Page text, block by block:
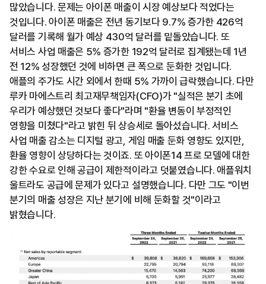
많았습니다. 문제는 아이폰 매출이 시장 예상보다 적었다는
것입니다. 아이폰 매출은 전년 동기보다 9.7% 증가한 426억
달러를 기록해 월가 예상 430억 달러를 밑돌았습니다. 또
서비스 사업 매출은 5% 증가한 192억 달러로 집계됐는데 1년
전 12% 성장했던 것에 비하면 큰 폭으로 둔화한 것입니다.
애플의 주가도 시간 외에서 한때 5% 가까이 급락했습니다. 다만
루카 마에스트리 최고재무책임자(CFO)가 "실적은 분기 초에
우리가 예상했던 것보다 좋다"라며 "환율 변동이 부정적인
영향을 미쳤다"라고 밝힌 뒤 상승세로 돌아섰습니다. 서비스
사업 매출 감소는 디지털 광고, 게임 매출 둔화 영향도 있지만,
환율 영향이 상당하다는 것이죠. 또 아이폰14 프로 모델에 대한
강한 수요로 인해 공급이 제한적이라고 덧붙였습니다. 애플워치
울트라도 공급에 문제가 있다고 설명했습니다. 다만 그도 "이번
분기의 매출 성장은 지난 분기에 비해 둔화할 것"이라고
밝혔습니다.